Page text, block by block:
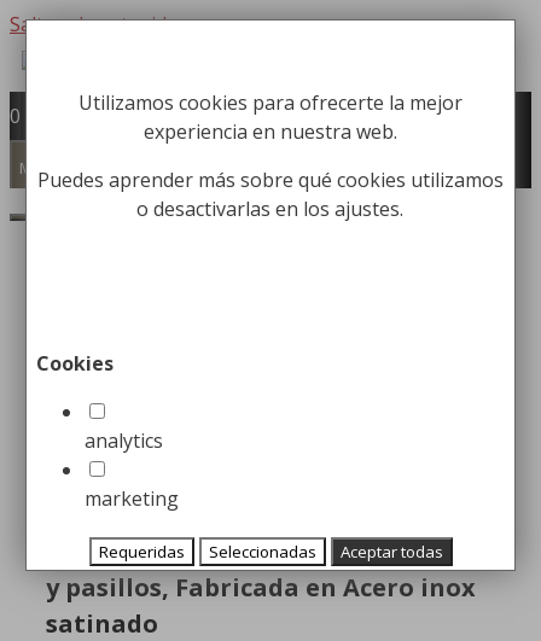
Saltar al contenido
Fabricación y comercialización de
equipamiento para la higiene industrial
Búsqueda de productos
0
Menú
Papelera Cuadrada para
Pasillo
149,99€
Papelera para entradas de hoteles
y pasillos, Fabricada en Acero inox
satinado
Utilizamos cookies para ofrecerte la mejor
experiencia en nuestra web.
Puedes aprender más sobre qué cookies utilizamos
o desactivarlas en los ajustes.
Cookies
analytics
marketing
Requeridas Seleccionadas Aceptar todas